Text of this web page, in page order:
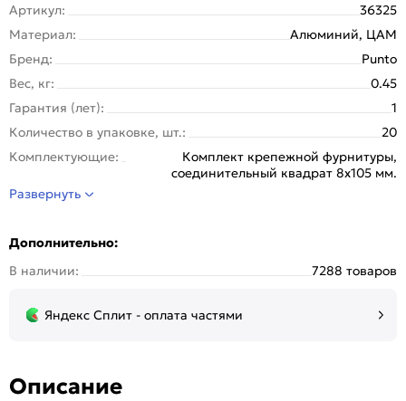
Артикул:
36325
Материал:
Алюминий, ЦАМ
Бренд:
Punto
Вес, кг:
0.45
Гарантия (лет):
1
Количество в упаковке, шт.:
20
Комплектующие:
Комплект крепежной фурнитуры,
соединительный квадрат 8x105 мм.
Отделка:
Стиль:
Страна происхождения:
Китай
Тип упаковки:
Kоробка
Развернуть
Дополнительно:
В наличии:
7288 товаров
Яндекс Сплит - оплата частями
Описание